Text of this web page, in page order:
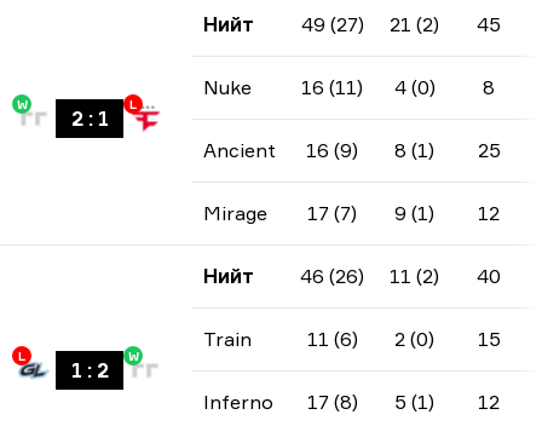
W
2: 1
L
Нийт 49 (27) 21 (2) 45
Nuke 16 (11) 4 (0) 8
Ancient 16 (9) 8 (1) 25
Mirage 17 (7) 9 (1) 12
L
1 : 2
W
Нийт 46 (26) 11 (2) 40
Train 11 (6) 2 (0) 15
Inferno 17 (8) 5 (1) 12